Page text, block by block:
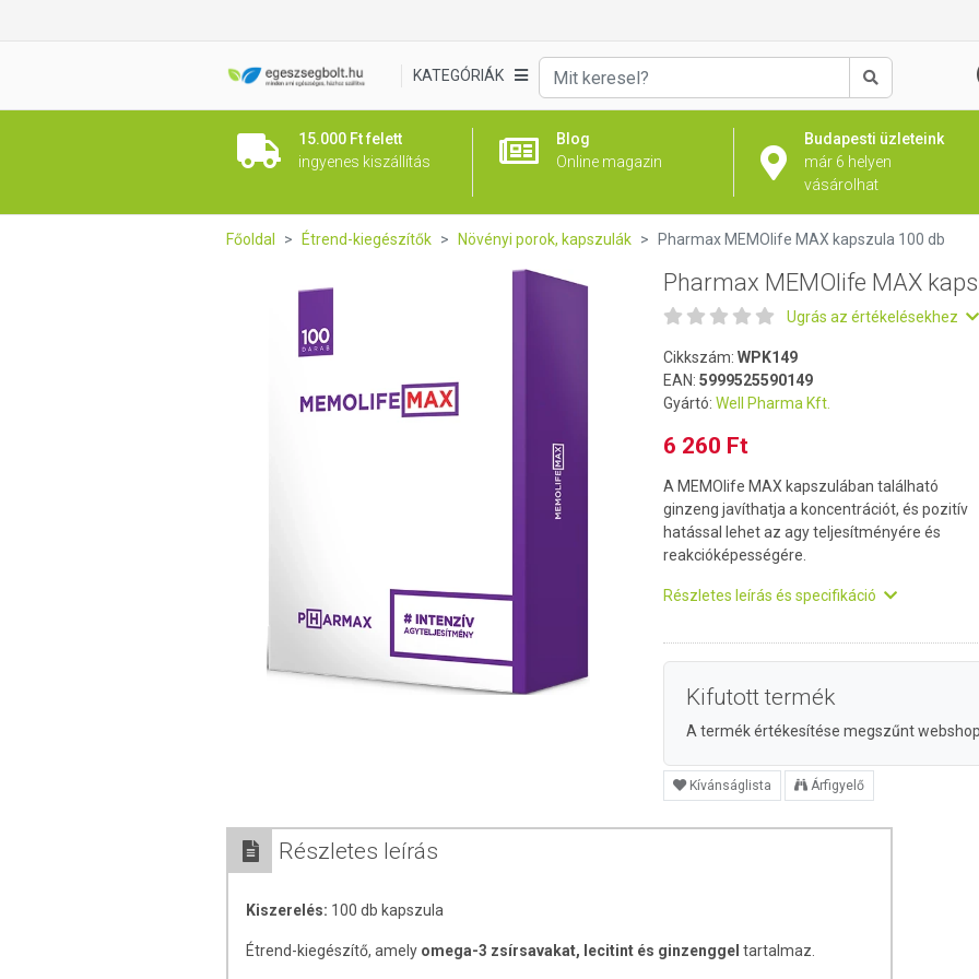
KATEGÓRIÁK
Keresés
15.000 Ft felett
ingyenes kiszállítás
Blog
Online magazin
Budapesti üzleteink
már 6 helyen
vásárolhat
Főoldal Étrend-kiegészítők Növényi porok, kapszulák Pharmax MEMOlife MAX kapszula 100 db
Pharmax MEMOlife MAX
Ugrás az értékelésekhez
Cikkszám: WPK149
EAN: 5999525590149
Gyártó: Well Pharma Kft.
6 260 Ft
A MEMOlife MAX kapszulában található
ginzeng javíthatja a koncentrációt, és pozitív
hatással lehet az agy teljesítményére és
reakcióképességére.
Részletes leírás és specifikáció
Kifutott termék
A termék értékesítése megszűnt
Kívánságlista Árfigyelő
Részletes leírás
Kiszerelés: 100 db kapszula
Étrend-kiegészítő, amely omega-3 zsírsavakat, lecitint és ginzenggel tartalmaz.